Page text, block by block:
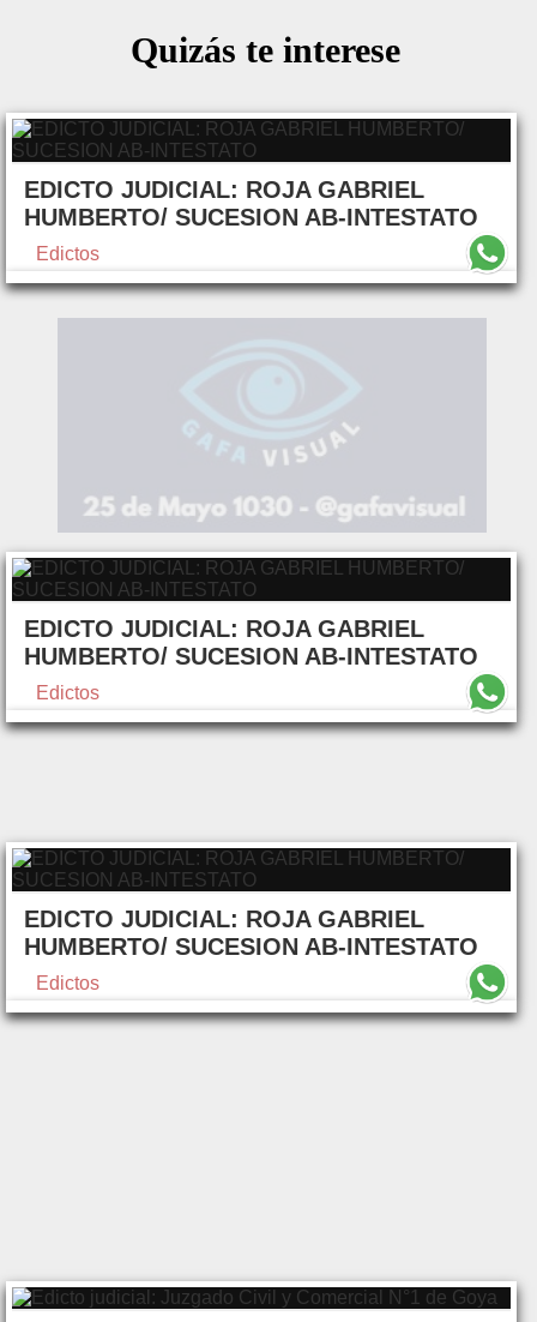
Quizás te interese
EDICTO JUDICIAL: ROJA GABRIEL
HUMBERTO/ SUCESION AB-INTESTATO
Edictos
EDICTO JUDICIAL: ROJA GABRIEL
HUMBERTO/ SUCESION AB-INTESTATO
Edictos
EDICTO JUDICIAL: ROJA GABRIEL
HUMBERTO/ SUCESION AB-INTESTATO
Edictos